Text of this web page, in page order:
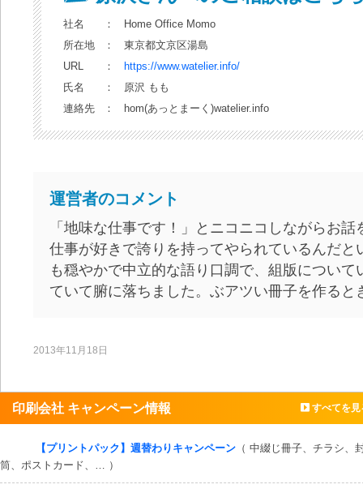
社名 ：
Home Office Momo
所在地
：
東京都文京区湯島
URL
：
https://www.watelier.info/
氏名
：
原沢 もも
連絡先
： hom(あっとまーく)watelier.info
運営者のコメント
「地味な仕事です！」とニコニコしながらお
仕事が好きで誇りを持ってやられているんだ
も穏やかで中立的な語り口調で、組版につい
ていて腑に落ちました。ぶアツい冊子を作る
2013年11月18日
印刷会社 キャンペーン情報 すべてを見
【プリントパック】週替わりキャンペーン （ 中綴じ冊子、チラシ、
筒、ポストカード、… ）